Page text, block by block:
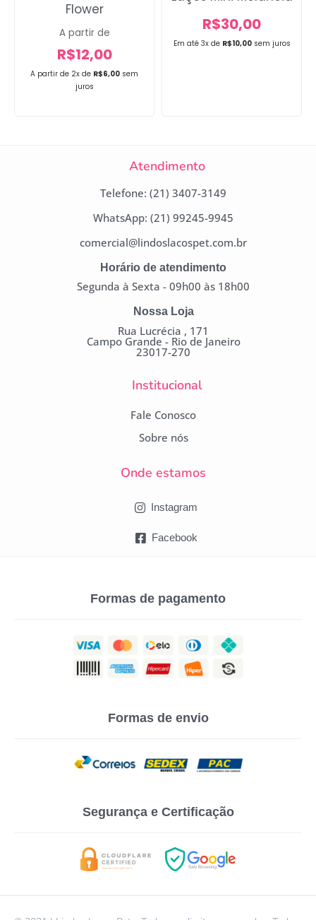
A partir de 2x de R$6,00 sem
juros
Flower
A partir de
R$12,00
Em até 3x de R$10,00 sem juros
R$30,00
Atendimento
Telefone: (21) 3407-3149
WhatsApp: (21) 99245-9945
comercial@lindoslacospet.com.br
Horário de atendimento
Segunda à Sexta - 09h00 às 18h00
Nossa Loja
Rua Lucrécia , 171
Campo Grande - Rio de Janeiro
23017-270
Institucional
Fale Conosco
Sobre nós
Onde estamos
Instagram
Facebook
Formas de pagamento
Formas de envio
Segurança e Certificação